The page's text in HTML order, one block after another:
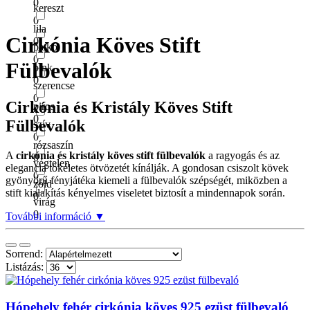
kereszt
0
patkó
0
szerencse
0
szív
0
végtelen
0
virág
0
0
lila
0
pink
0
piros
0
rózsaszín
0
zöld
0
Cirkónia Köves Stift
Fülbevalók
Cirkónia és Kristály Köves Stift
Fülbevalók
A cirkónia és kristály köves stift fülbevalók a ragyogás és az
elegancia tökéletes ötvözetét kínálják. A gondosan csiszolt kövek
gyönyörű fényjátéka kiemeli a fülbevalók szépségét, miközben a
stift kialakítás kényelmes viseletet biztosít a mindennapok során.
További információ ▼
Sorrend:
Listázás:
Hópehely fehér cirkónia köves 925 ezüst fülbevaló